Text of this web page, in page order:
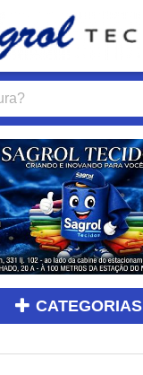
CATEGORIAS